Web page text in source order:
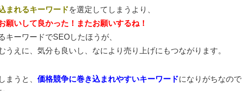
まれるキーワードを選定してしまうより、
願いして良かった！またお願いするね！
キーワードでSEOしたほうが、
うえに、気分も良いし、なにより売り上げにもつながります。
まうと、 価格競争に巻き込まれやすいキーワードになりがちなので